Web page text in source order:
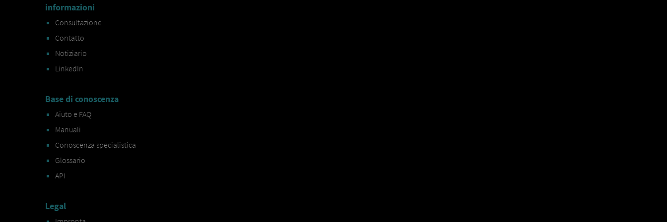
informazioni
Consultazione
Contatto
Notiziario
LinkedIn
Base di conoscenza
Aiuto e FAQ
Manuali
Conoscenza specialistica
Glossario
API
Legal